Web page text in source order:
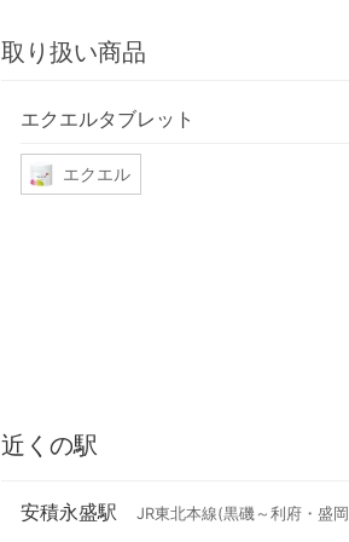
取り扱い商品
エクエルタブレット
エクエル
近くの駅
安積永盛駅 JR東北本線(黒磯～利府・盛